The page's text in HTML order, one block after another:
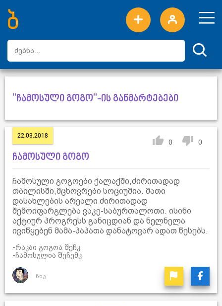
ახალი სიტყვები
ტოპ სიტყვები
დღის ტოპ სიტყვები
ტოპ მომხმარებლები
"ჩამოსული გოგო"-ის განმარტებები
22.03.2018
0 0
ჩამოსული გოგო
ჩამოსული გოგოები ქალაქში,ძირითადად
თბილისში,მცხოვრები სოციუმია. მათი
დასახლების არეალი ძირითადად
შემოიფარგლება ვაკე-საბურთალოთი. ისინი
აქტიურ პროგრესს განიცდიან და ნელნელა
ივიწყებენ მამა-პაპათა დანატოვარ ადათ წესებს.
-რაკაი გოგოა შეჩკ
-ჩამოსულია შეჩემკ
ნიკ